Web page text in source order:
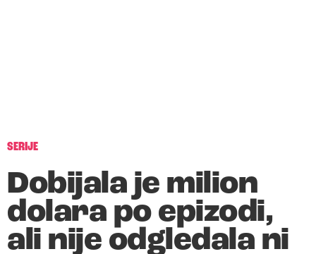
SERIJE
Dobijala je milion
dolara po epizodi,
ali nije odgledala ni